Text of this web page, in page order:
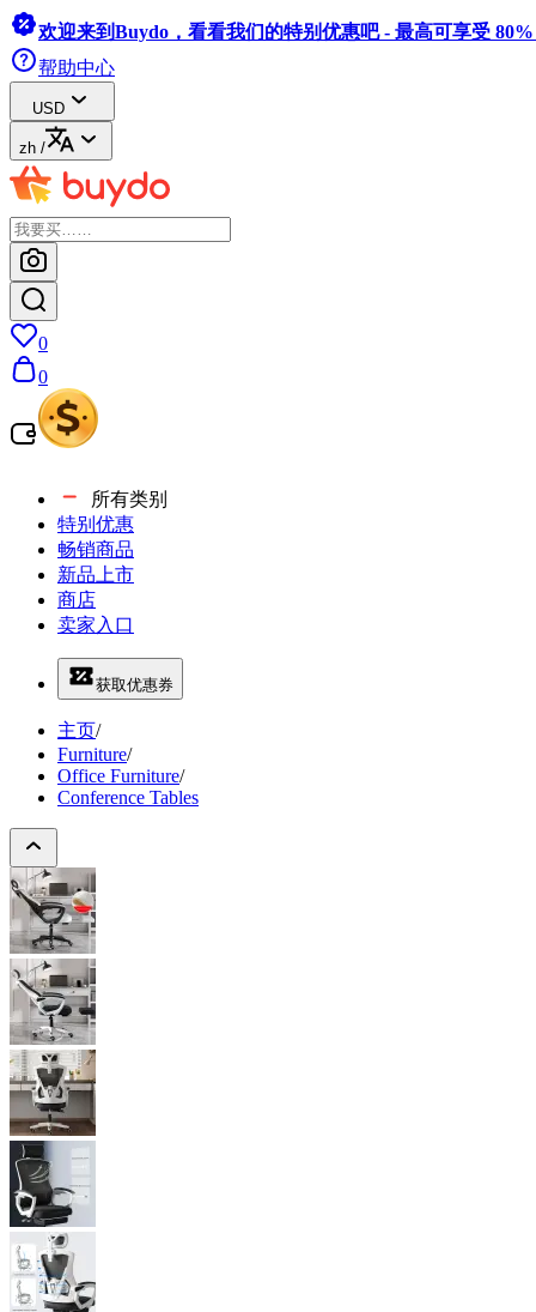
欢迎来到Buydo，看看我们的特别优惠吧 - 最高可享受
帮助中心
USD
zh /
0
0
所有类别
特别优惠
畅销商品
新品上市
商店
卖家入口
获取优惠券
主页/
Furniture/
Office Furniture/
Conference Tables